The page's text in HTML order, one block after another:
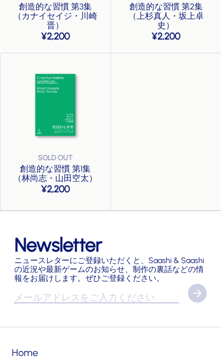
創造的な習慣 第3集
（カナイセイジ・川崎
晋）
2,200
創造的な習慣 第2集
（上杉真人・坂上卓
史）
2,200
創造的な習慣 第1集
（林尚志・山田空太）
2,200
Newsletter
ニュースレターにご登録いただくと、Saashi & Saashi
の近況や最新ゲームのお知らせ、制作の裏話などの情
報をお届けします。ぜひご登録ください。
Home